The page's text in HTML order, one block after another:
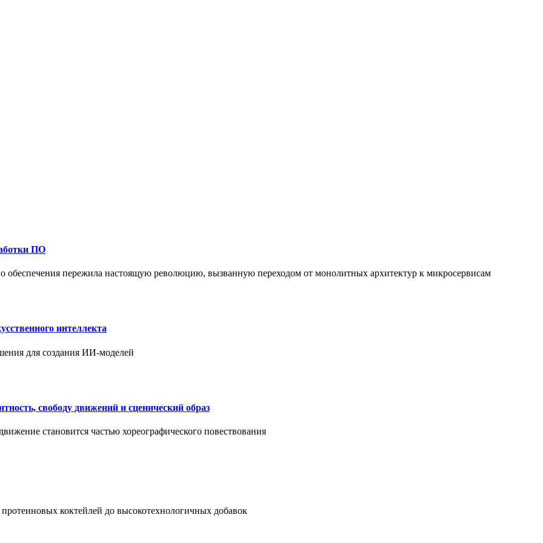
ПО
обеспечения пережила настоящую революцию, вызванную переходом от монолитных архитектур к микросервисам
интеллекта
для создания ИИ-моделей
свободу движений и сценический образ
становится частью хореографического повествования
коктейлей до высокотехнологичных добавок